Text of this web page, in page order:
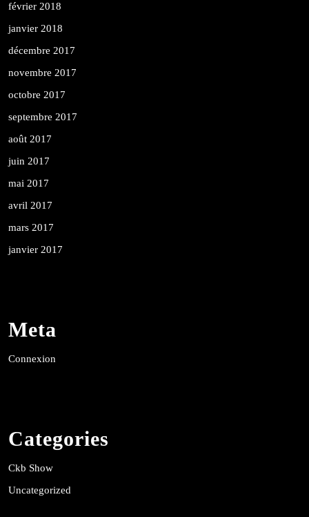
février 2018
janvier 2018
décembre 2017
novembre 2017
octobre 2017
septembre 2017
août 2017
juin 2017
mai 2017
avril 2017
mars 2017
janvier 2017
Meta
Connexion
Categories
Ckb Show
Uncategorized